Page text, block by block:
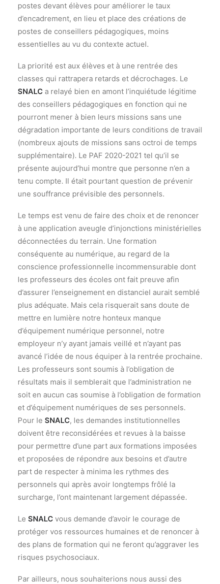
postes devant élèves pour améliorer le taux
d’encadrement, en lieu et place des créations de
postes de conseillers pédagogiques, moins
essentielles au vu du contexte actuel.
La priorité est aux élèves et à une rentrée des
classes qui rattrapera retards et décrochages. Le
SNALC a relayé bien en amont l’inquiétude légitime
des conseillers pédagogiques en fonction qui ne
pourront mener à bien leurs missions sans une
dégradation importante de leurs conditions de travail
(nombreux ajouts de missions sans octroi de temps
supplémentaire). Le PAF 2020-2021 tel qu’il se
présente aujourd’hui montre que personne n’en a
tenu compte. Il était pourtant question de prévenir
une souffrance prévisible des personnels.
Le temps est venu de faire des choix et de renoncer
à une application aveugle d’injonctions ministérielles
déconnectées du terrain. Une formation
conséquente au numérique, au regard de la
conscience professionnelle incommensurable dont
les professeurs des écoles ont fait preuve afin
d’assurer l’enseignement en distanciel aurait semblé
plus adéquate. Mais cela risquerait sans doute de
mettre en lumière notre honteux manque
d’équipement numérique personnel, notre
employeur n’y ayant jamais veillé et n’ayant pas
avancé l’idée de nous équiper à la rentrée prochaine.
Les professeurs sont soumis à l’obligation de
résultats mais il semblerait que l’administration ne
soit en aucun cas soumise à l’obligation de formation
et d’équipement numériques de ses personnels.
Pour le SNALC, les demandes institutionnelles
doivent être reconsidérées et revues à la baisse
pour permettre d’une part aux formations imposées
et proposées de répondre aux besoins et d’autre
part de respecter à minima les rythmes des
personnels qui après avoir longtemps frôlé la
surcharge, l’ont maintenant largement dépassée.
Le SNALC vous demande d’avoir le courage de
protéger vos ressources humaines et de renoncer à
des plans de formation qui ne feront qu’aggraver les
risques psychosociaux.
Par ailleurs, nous souhaiterions nous aussi des